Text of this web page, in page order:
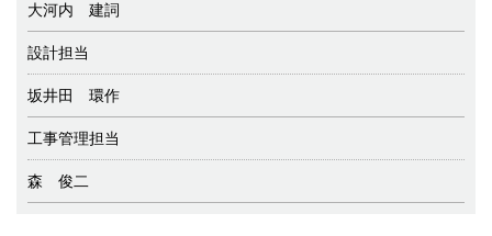
大河内 建詞
設計担当
坂井田 環作
工事管理担当
森 俊二